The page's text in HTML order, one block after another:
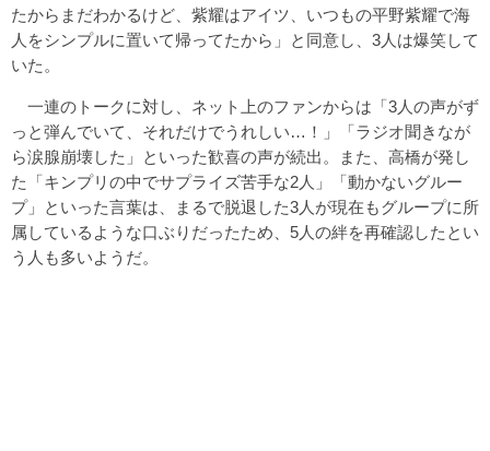
たからまだわかるけど、紫耀はアイツ、いつもの平野紫耀で海
人をシンプルに置いて帰ってたから」と同意し、3人は爆笑して
いた。
一連のトークに対し、ネット上のファンからは「3人の声がず
っと弾んでいて、それだけでうれしい…！」「ラジオ聞きなが
ら涙腺崩壊した」といった歓喜の声が続出。また、高橋が発し
た「キンプリの中でサプライズ苦手な2人」「動かないグルー
プ」といった言葉は、まるで脱退した3人が現在もグループに所
属しているような口ぶりだったため、5人の絆を再確認したとい
う人も多いようだ。